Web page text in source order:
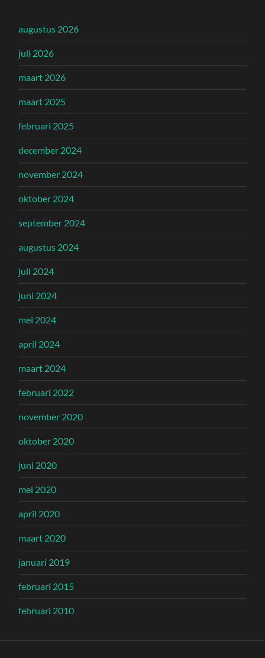
augustus 2026
juli 2026
maart 2026
maart 2025
februari 2025
december 2024
november 2024
oktober 2024
september 2024
augustus 2024
juli 2024
juni 2024
mei 2024
april 2024
maart 2024
februari 2022
november 2020
oktober 2020
juni 2020
mei 2020
april 2020
maart 2020
januari 2019
februari 2015
februari 2010